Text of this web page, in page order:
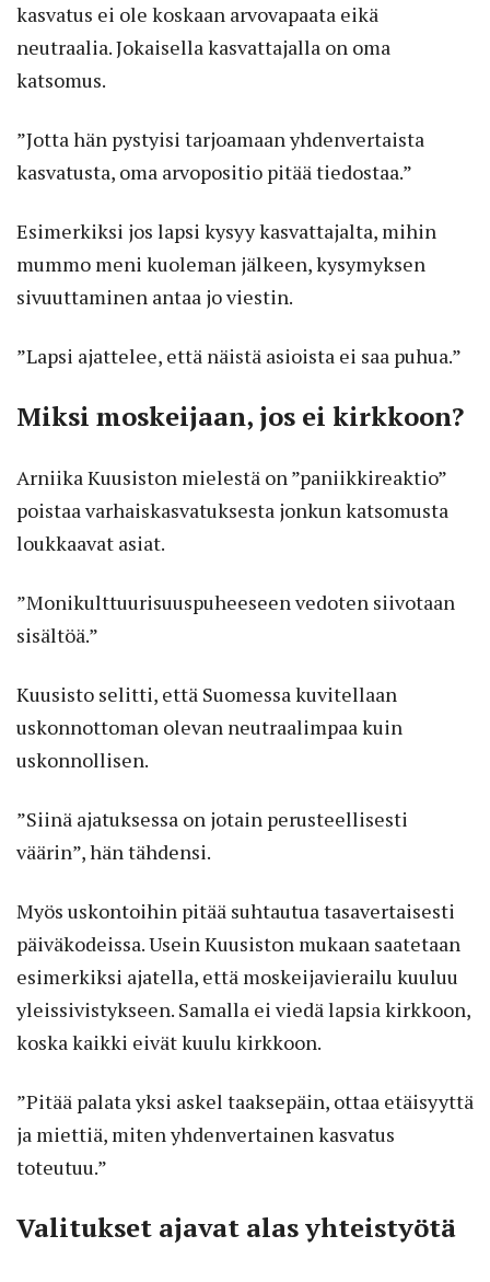
kasvatus ei ole koskaan arvovapaata eikä
neutraalia. Jokaisella kasvattajalla on oma
katsomus.
”Jotta hän pystyisi tarjoamaan yhdenvertaista
kasvatusta, oma arvopositio pitää tiedostaa.”
Esimerkiksi jos lapsi kysyy kasvattajalta, mihin
mummo meni kuoleman jälkeen, kysymyksen
sivuuttaminen antaa jo viestin.
”Lapsi ajattelee, että näistä asioista ei saa puhua.”
Miksi moskeijaan, jos ei kirkkoon?
Arniika Kuusiston mielestä on ”paniikkireaktio”
poistaa varhaiskasvatuksesta jonkun katsomusta
loukkaavat asiat.
”Monikulttuurisuuspuheeseen vedoten siivotaan
sisältöä.”
Kuusisto selitti, että Suomessa kuvitellaan
uskonnottoman olevan neutraalimpaa kuin
uskonnollisen.
”Siinä ajatuksessa on jotain perusteellisesti
väärin”, hän tähdensi.
Myös uskontoihin pitää suhtautua tasavertaisesti
päiväkodeissa. Usein Kuusiston mukaan saatetaan
esimerkiksi ajatella, että moskeijavierailu kuuluu
yleissivistykseen. Samalla ei viedä lapsia kirkkoon,
koska kaikki eivät kuulu kirkkoon.
”Pitää palata yksi askel taaksepäin, ottaa etäisyyttä
ja miettiä, miten yhdenvertainen kasvatus
toteutuu.”
Valitukset ajavat alas yhteistyötä